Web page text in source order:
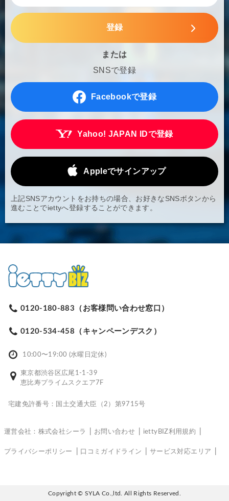
登録
または
SNSで登録
Facebookで登録
Yahoo! JAPAN IDで登録
Appleでサインアップ
上記SNSアカウントをお持ちの場合、お好きなSNSボタンから
進むことでiettyへ登録することができます。
0120-180-883（お客様問い合わせ窓口）
0120-534-458（キャンペーンデスク）
10:00〜19:00 (水曜日定休)
東京都渋谷区広尾1-1-39
恵比寿プライムスクエア7F
宅建免許番号：国土交通大臣（2）第9715号
運営会社：株式会社シーラ お問い合わせ iettyBIZ利用規約
プライバシーポリシー 口コミガイドライン サービス対応エリア
Copyright © SYLA Co.,ltd. All Rights Reserved.